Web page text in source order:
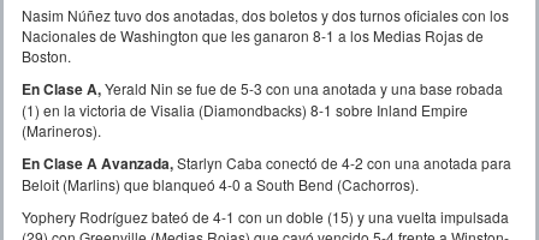
Nasim Núñez tuvo dos anotadas, dos boletos y dos turnos oficiales con los
Nacionales de Washington que les ganaron 8-1 a los Medias Rojas de
Boston.
En Clase A,Yerald Nin se fue de 5-3 con una anotada y una base robada
(1) en la victoria de Visalia (Diamondbacks) 8-1 sobre Inland Empire
(Marineros).
En Clase A Avanzada,Starlyn Caba conectó de 4-2 con una anotada para
Beloit (Marlins) que blanqueó 4-0 a South Bend (Cachorros).
Yophery Rodríguez bateó de 4-1 con un doble (15) y una vuelta impulsada